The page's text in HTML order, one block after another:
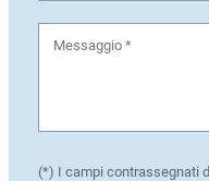
(*) I campi contrassegnati